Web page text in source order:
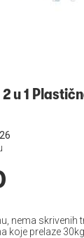
u 1
nema skrivenih
koje prelaze